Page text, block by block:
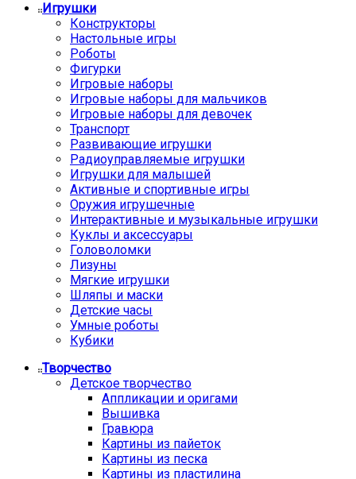
Игрушки
Конструкторы
Настольные игры
Роботы
Фигурки
Игровые наборы
Игровые наборы для мальчиков
Игровые наборы для девочек
Транспорт
Развивающие игрушки
Радиоуправляемые игрушки
Игрушки для малышей
Активные и спортивные игры
Оружия игрушечные
Интерактивные и музыкальные игрушки
Куклы и аксессуары
Головоломки
Лизуны
Мягкие игрушки
Шляпы и маски
Детские часы
Умные роботы
Кубики
Творчество
Детское творчество
Аппликации и оригами
Вышивка
Гравюра
Картины из пайеток
Картины из песка
Картины из пластилина